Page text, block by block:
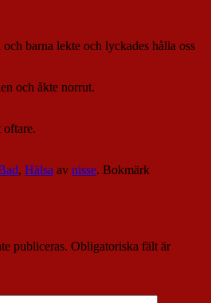
barna lekte och lyckades hålla oss
och åkte norrut.
oftare.
, Hälsa av nisse. Bokmärk
publiceras. Obligatoriska fält är